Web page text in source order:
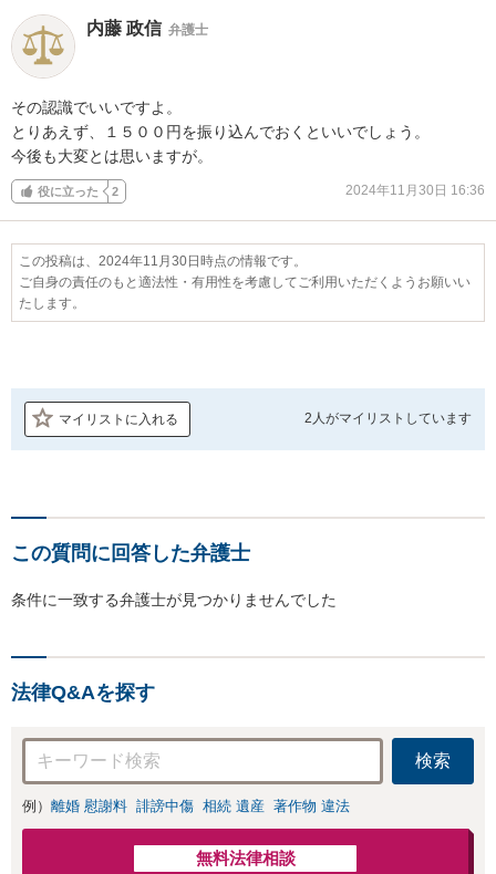
内藤 政信 弁護士
その認識でいいですよ。
とりあえず、１５００円を振り込んでおくといいでしょう。
今後も大変とは思いますが。
役に立った 2 2024年11月30日 16:36
この投稿は、2024年11月30日時点の情報です。
ご自身の責任のもと適法性・有用性を考慮してご利用いただくようお願いい
たします。
マイリストに入れる 2人がマイリストしています
この質問に回答した弁護士
条件に一致する弁護士が見つかりませんでした
法律Q&Aを探す
検索
例） 離婚 慰謝料 誹謗中傷 相続 遺産 著作物 違法
無料法律相談